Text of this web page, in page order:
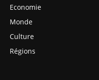
Economie
Monde
Culture
Régions